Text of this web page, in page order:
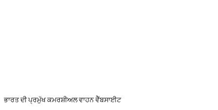
ਭਾਰਤ ਦੀ ਪ੍ਰਮੁੱਖ ਕਮਰਸ਼ੀਅਲ ਵਾਹਨ ਵੈੱਬਸਾਈਟ